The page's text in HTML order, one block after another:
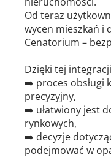
Od teraz
wycen mieszkań i
Cenatorium –
Dzięki tej
➡️ proces obsługi
precyzyjny,
➡️ ułatwiony jest
rynkowych,
➡️ decyzje
podejmować w